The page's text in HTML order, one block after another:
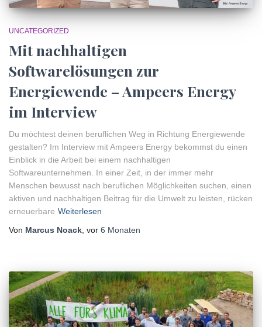
UNCATEGORIZED
Mit nachhaltigen
Softwarelösungen zur
Energiewende – Ampeers Energy
im Interview
Du möchtest deinen beruflichen Weg in Richtung Energiewende
gestalten? Im Interview mit Ampeers Energy bekommst du einen
Einblick in die Arbeit bei einem nachhaltigen
Softwareunternehmen. In einer Zeit, in der immer mehr
Menschen bewusst nach beruflichen Möglichkeiten suchen, einen
aktiven und nachhaltigen Beitrag für die Umwelt zu leisten, rücken
erneuerbare Weiterlesen
Von Marcus Noack , vor 6 Monaten